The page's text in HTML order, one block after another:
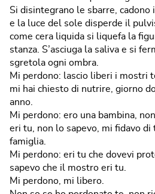
Si disintegrano le sbarre, cadono
e la luce del sole disperde il
come cera liquida si liquefa la
stanza. S’asciuga la saliva e si
sgretola ogni ombra.
Mi perdono: lascio liberi i mostri
mi hai chiesto di nutrire, giorno
anno.
Mi perdono: ero una bambina,
eri tu, non lo sapevo, mi fidavo di
famiglia.
Mi perdono: eri tu che dovevi
sapevo che il mostro eri tu.
Mi perdono, mi libero.